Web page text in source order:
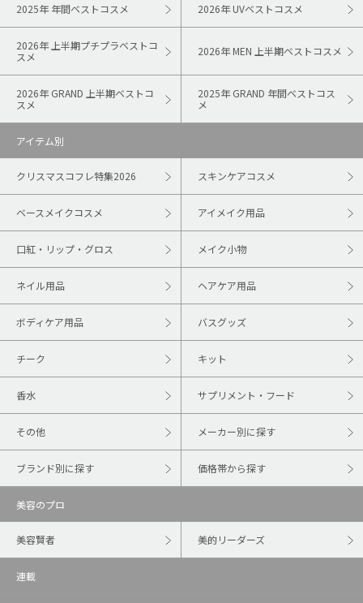
2025年 年間ベストコスメ 2026年 UVベストコスメ
2026年 上半期プチプラベストコ
スメ
2026年 MEN 上半期ベストコスメ
2026年 GRAND 上半期ベストコ
スメ
2025年 GRAND 年間ベストコス
メ
アイテム別
クリスマスコフレ特集2026 スキンケアコスメ
ベースメイクコスメ アイメイク用品
口紅・リップ・グロス メイク小物
ネイル用品 ヘアケア用品
ボディケア用品 バスグッズ
チーク キット
香水 サプリメント・フード
その他 メーカー別に探す
ブランド別に探す 価格帯から探す
美容のプロ
美容賢者 美的リーダーズ
連載